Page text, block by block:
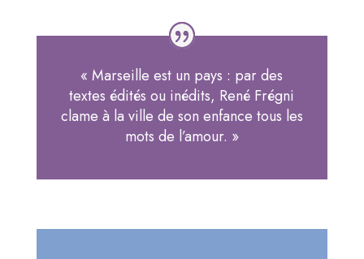
« Marseille est un pays : par des
textes édités ou inédits, René Frégni
clame à la ville de son enfance tous les
mots de l’amour. »